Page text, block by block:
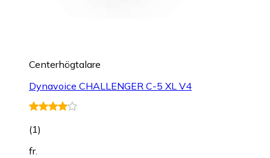
Centerhögtalare
Dynavoice CHALLENGER C-5 XL V4
(1)
fr.